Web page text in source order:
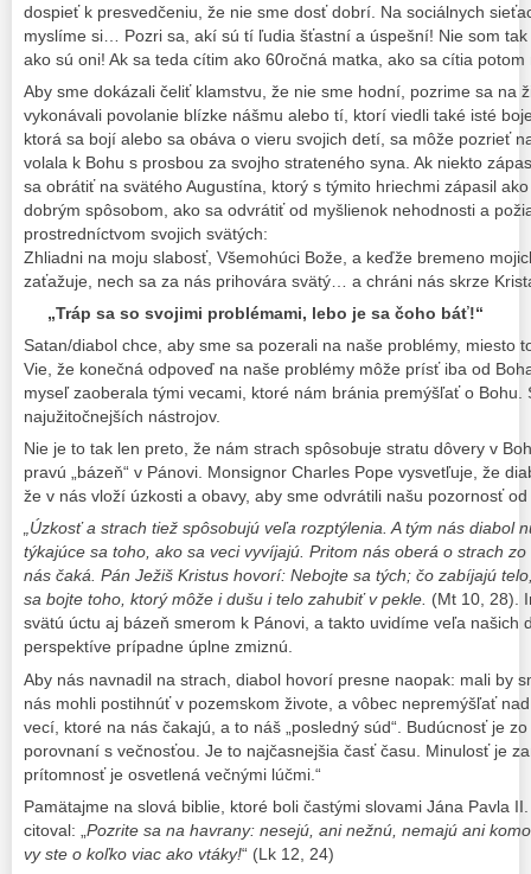
dospieť k presvedčeniu, že nie sme dosť dobrí. Na sociálnych
myslíme si… Pozri sa, akí sú tí ľudia šťastní a úspešní! Nie som
ako sú oni! Ak sa teda cítim ako 60ročná matka, ako sa cítia
Aby sme dokázali čeliť klamstvu, že nie sme hodní, pozrime sa na
vykonávali povolanie blízke nášmu alebo tí, ktorí viedli také isté
ktorá sa bojí alebo sa obáva o vieru svojich detí, sa môže pozrieť
volala k Bohu s prosbou za svojho strateného syna. Ak niekto
sa obrátiť na svätého Augustína, ktorý s týmito hriechmi zápasil
dobrým spôsobom, ako sa odvrátiť od myšlienok nehodnosti a
prostredníctvom svojich svätých:
Zhliadni na moju slabosť, Všemohúci Bože, a keďže bremeno
zaťažuje, nech sa za nás prihovára svätý… a chráni nás skrze
„Tráp sa so svojimi problémami, lebo je sa čoho báť!“
Satan/diabol chce, aby sme sa pozerali na naše problémy, miesto
Vie, že konečná odpoveď na naše problémy môže prísť iba od
myseľ zaoberala tými vecami, ktoré nám bránia premýšľať o Bohu.
najužitočnejších nástrojov.
Nie je to tak len preto, že nám strach spôsobuje stratu dôvery v
pravú „bázeň“ v Pánovi. Monsignor Charles Pope vysvetľuje, že
že v ​​nás vloží úzkosti a obavy, aby sme odvrátili našu pozornosť
„Úzkosť a strach tiež spôsobujú veľa rozptýlenia. A tým nás diabol
týkajúce sa toho, ako sa veci vyvíjajú. Pritom nás oberá o strach
nás čaká. Pán Ježiš Kristus hovorí: Nebojte sa tých; čo zabíjajú
sa bojte toho, ktorý môže i dušu i telo zahubiť v pekle. (Mt 10, 28).
svätú úctu aj bázeň smerom k Pánovi, a takto uvidíme veľa našich
perspektíve prípadne úplne zmiznú.
Aby nás navnadil na strach, diabol hovorí presne naopak: mali by
nás mohli postihnúť v pozemskom živote, a vôbec nepremýšľať
vecí, ktoré na nás čakajú, a to náš „posledný súd“. Budúcnosť je
porovnaní s večnosťou. Je to najčasnejšia časť času. Minulosť je
prítomnosť je osvetlená večnými lúčmi.“
Pamätajme na slová biblie, ktoré boli častými slovami Jána Pavla
citoval: „ Pozrite sa na havrany: nesejú, ani nežnú, nemajú ani
vy ste o koľko viac ako vtáky!“ (Lk 12, 24)